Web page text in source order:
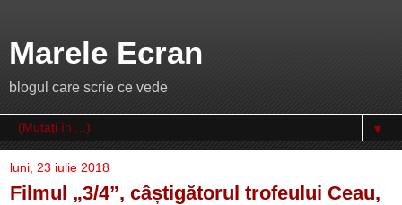
Marele Ecran
blogul care scrie ce vede
▼
luni, 23 iulie 2018
Filmul „3/4”, câștigătorul trofeului Ceau,